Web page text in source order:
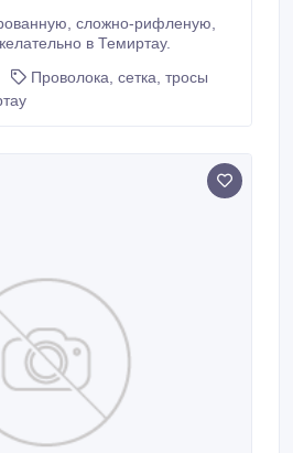
сложно-рифленую,
в Темиртау.
Проволока, сетка, тросы